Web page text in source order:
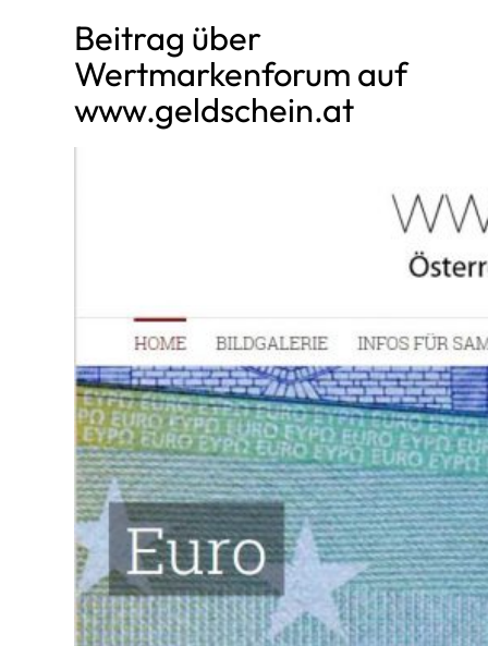
Beitrag über
Wertmarkenforum auf
www.geldschein.at